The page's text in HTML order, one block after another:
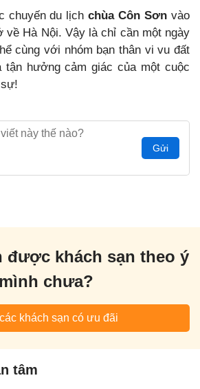
chuyến du lịchchùa Côn Sơn vào
về Hà Nội. Vậy là chỉ cần một ngày
cùng với nhóm bạn thân vi vu đất
hưởng cảm giác của một cuộc
Gửi
được khách sạn theo ý
mình chưa?
khách sạn có ưu đãi
tâm